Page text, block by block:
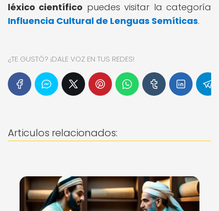
léxico científico puedes visitar la categoría
Influencia Cultural de Lenguas Semíticas.
¿TE GUSTÓ? ¡DALE VOZ EN TUS REDES!
Articulos relacionados: